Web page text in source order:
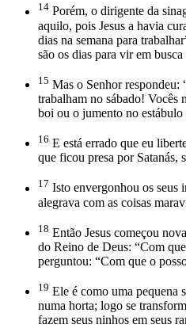
14 Porém, o dirigente da
aquilo, pois Jesus a havia
dias na semana para
são os dias para vir em
15 Mas o Senhor respondeu:
trabalham no sábado! Vocês
boi ou o jumento no estábulo
16 E está errado que eu
que ficou presa por Satanás,
17 Isto envergonhou os seus
alegrava com as coisas
18 Então Jesus começou
do Reino de Deus: “Com
perguntou: “Com que o
19 Ele é como uma pequena
numa horta; logo se
fazem seus ninhos em seus